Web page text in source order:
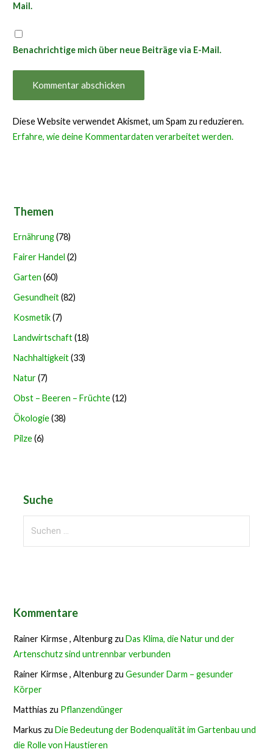
Mail.
Benachrichtige mich über neue Beiträge via E-Mail.
Diese Website verwendet Akismet, um Spam zu reduzieren.
Erfahre, wie deine Kommentardaten verarbeitet werden.
Themen
Ernährung(78)
Fairer Handel (2)
Garten (60)
Gesundheit(82)
Kosmetik(7)
Landwirtschaft(18)
Nachhaltigkeit(33)
Natur(7)
Obst – Beeren – Früchte(12)
Ökologie(38)
Pilze(6)
Suche
Kommentare
Rainer Kirmse , Altenburg zuDas Klima, die Natur und der
Artenschutz sind untrennbar verbunden
Rainer Kirmse , Altenburg zuGesunder Darm – gesunder
Körper
Matthias zu Pflanzendünger
Markus zuDie Bedeutung der Bodenqualität im Gartenbau und
die Rolle von Haustieren